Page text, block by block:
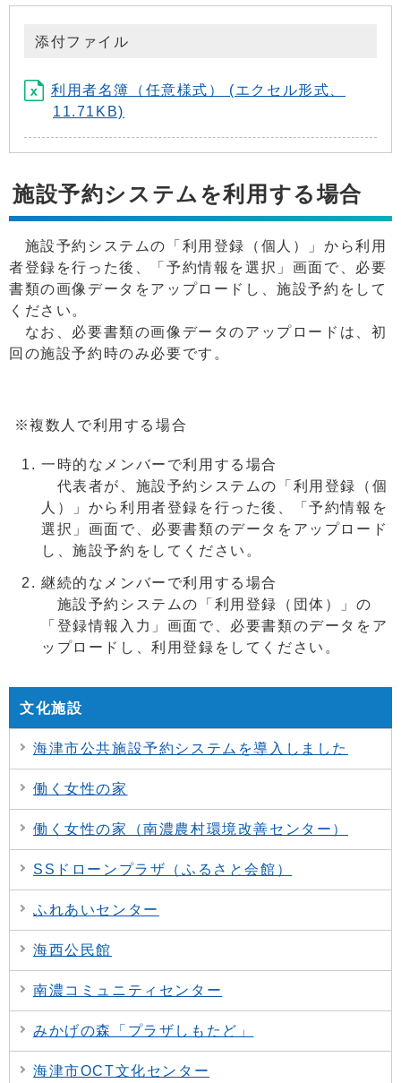
添付ファイル
利用者名簿（任意様式） (エクセル形式、
11.71KB)
施設予約システムを利用する場合
施設予約システムの「利用登録（個人）」から利用
者登録を行った後、「予約情報を選択」画面で、必要
書類の画像データをアップロードし、施設予約をして
ください。
なお、必要書類の画像データのアップロードは、初
回の施設予約時のみ必要です。
※複数人で利用する場合
一時的なメンバーで利用する場合
代表者が、施設予約システムの「利用登録（個
人）」から利用者登録を行った後、「予約情報を
選択」画面で、必要書類のデータをアップロード
し、施設予約をしてください。
継続的なメンバーで利用する場合
施設予約システムの「利用登録（団体）」の
「登録情報入力」画面で、必要書類のデータをア
ップロードし、利用登録をしてください。
文化施設
海津市公共施設予約システムを導入しました
働く女性の家
働く女性の家（南濃農村環境改善センター）
SSドローンプラザ（ふるさと会館）
ふれあいセンター
海西公民館
南濃コミュニティセンター
みかげの森「プラザしもたど」
海津市OCT文化センター